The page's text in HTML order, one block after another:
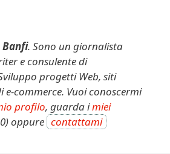
. Sono un giornalista
e consulente di
progetti Web, siti
e-commerce. Vuoi conoscermi
profilo, guarda imiei
oppure contattami